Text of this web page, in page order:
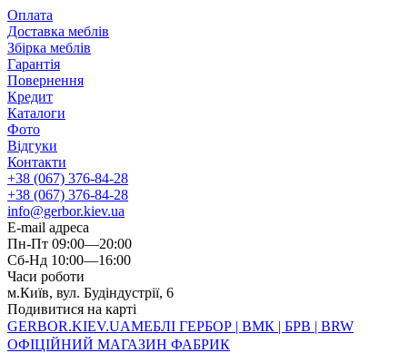
Оплата
Доставка меблів
Збірка меблів
Гарантія
Повернення
Кредит
Каталоги
Фото
Відгуки
Контакти
+38 (067) 376-84-28
+38 (067) 376-84-28
info@gerbor.kiev.ua
E-mail адреса
Пн-Пт 09:00—20:00
Сб-Нд 10:00—16:00
Часи роботи
м.Київ, вул. Будіндустрії, 6
Подивитися на карті
GERBOR.KIEV.UAМЕБЛI ГЕРБОР | ВМК | БРВ | BRW
ОФІЦІЙНИЙ МАГАЗИН ФАБРИК